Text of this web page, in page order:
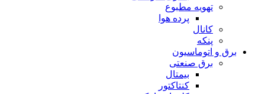
تهویه مطبوع
پرده هوا
کانال
پنکه
برق و اتوماسیون
برق صنعتی
بیمتال
کنتاکتور